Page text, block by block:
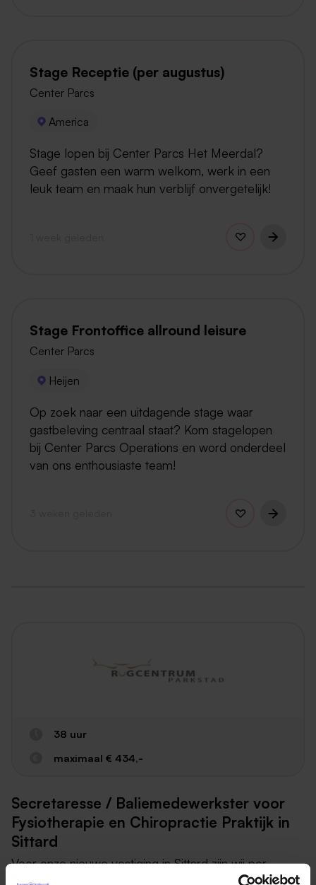
Stage Receptie (per augustus)
Center Parcs
America
Stage lopen bij Center Parcs Het Meerdal?
Geef gasten een warm welkom, werk in een
leuk team en maak hun verblijf onvergetelijk!
Stage Frontoffice allround leisure
Center Parcs
Heijen
Op zoek naar een uitdagende stage waar
gastbeleving centraal staat? Kom stagelopen
bij Center Parcs Operations en word onderdeel
van ons enthousiaste team!
38 uur
maximaal € 434,-
Secretaresse / Baliemedewerkster voor
Fysiotherapie en Chiropractie Praktijk in
Sittard
Voor onze nieuwe vestiging in Sittard zijn wij per
september op zoek naar een vriendelijke en